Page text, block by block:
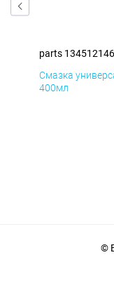
parts
Смазка
400мл
©